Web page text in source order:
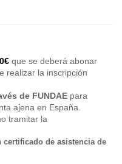
que se deberá abonar
realizar la inscripción
de FUNDAE para
ajena en España.
tramitar la
de asistencia de